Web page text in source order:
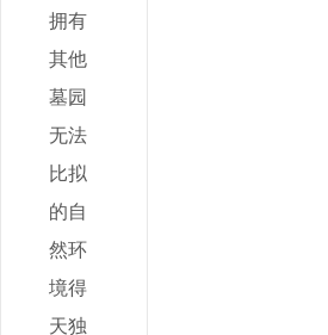
拥有
其他
墓园
无法
比拟
的自
然环
境得
天独